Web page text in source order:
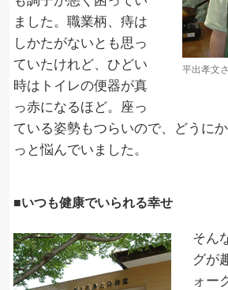
平出孝文
ました。職業柄、痔は
しかたがないとも思っ
ていたけれど、ひどい
時はトイレの便器が真
っ赤になるほど。座っ
ている姿勢もつらいので、どうに
っと悩んでいました。
■いつも健康でいられる幸せ
そん
グが
ォー